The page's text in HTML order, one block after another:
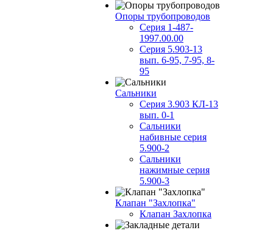
Опоры трубопроводов
Серия 1-487-
1997.00.00
Серия 5.903-13
вып. 6-95, 7-95, 8-
95
Сальники
Серия 3.903 КЛ-13
вып. 0-1
Сальники
набивные серия
5.900-2
Сальники
нажимные серия
5.900-3
Клапан "Захлопка"
Клапан Захлопка